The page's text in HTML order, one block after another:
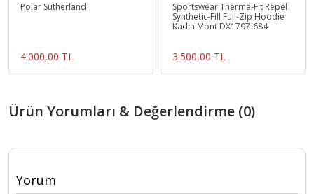
Polar Sutherland
4.000,00 TL
Sportswear Therma-Fit Repel
Synthetic-Fill Full-Zip Hoodie
Kadın Mont DX1797-684
3.500,00 TL
Ürün Yorumları & Değerlendirme (0)
Yorum